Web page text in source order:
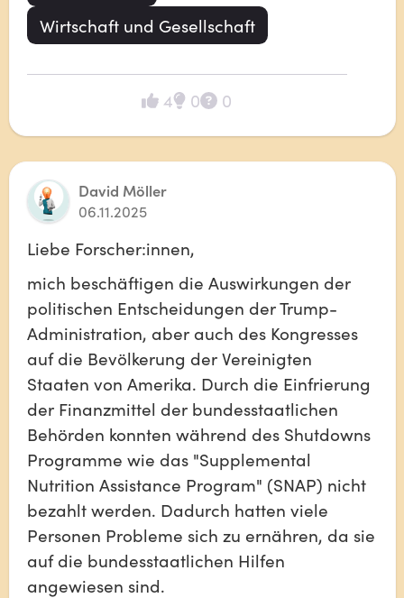
Wirtschaft und Gesellschaft
4 0 0
David Möller
06.11.2025
Liebe Forscher:innen,
mich beschäftigen die Auswirkungen der
politischen Entscheidungen der Trump-
Administration, aber auch des Kongresses
auf die Bevölkerung der Vereinigten
Staaten von Amerika. Durch die Einfrierung
der Finanzmittel der bundesstaatlichen
Behörden konnten während des Shutdowns
Programme wie das "Supplemental
Nutrition Assistance Program" (SNAP) nicht
bezahlt werden. Dadurch hatten viele
Personen Probleme sich zu ernähren, da sie
auf die bundesstaatlichen Hilfen
angewiesen sind.